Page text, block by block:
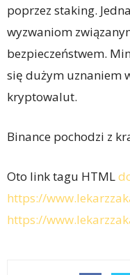
poprzez staking.
wyzwaniom
bezpieczeństwem.
się dużym uznaniem
kryptowalut.
Binance pochodzi z
Oto link tagu HTML
https://
https://